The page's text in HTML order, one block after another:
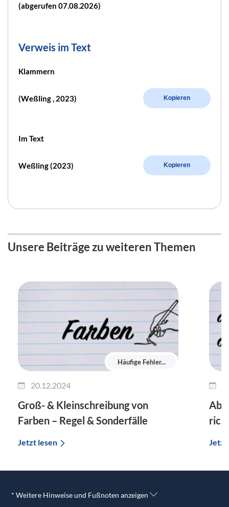
(abgerufen 07.08.2026)
Verweis im Text
Klammern
(Weßling , 2023) Kopieren
Im Text
Weßling (2023) Kopieren
Unsere Beiträge zu weiteren Themen
Häufige Fehler...
20.12.2024
Groß- & Kleinschreibung von
Farben – Regel & Sonderfälle
Jetzt lesen
Ab
* Weitere Hinweise und Fußnoten anzeigen